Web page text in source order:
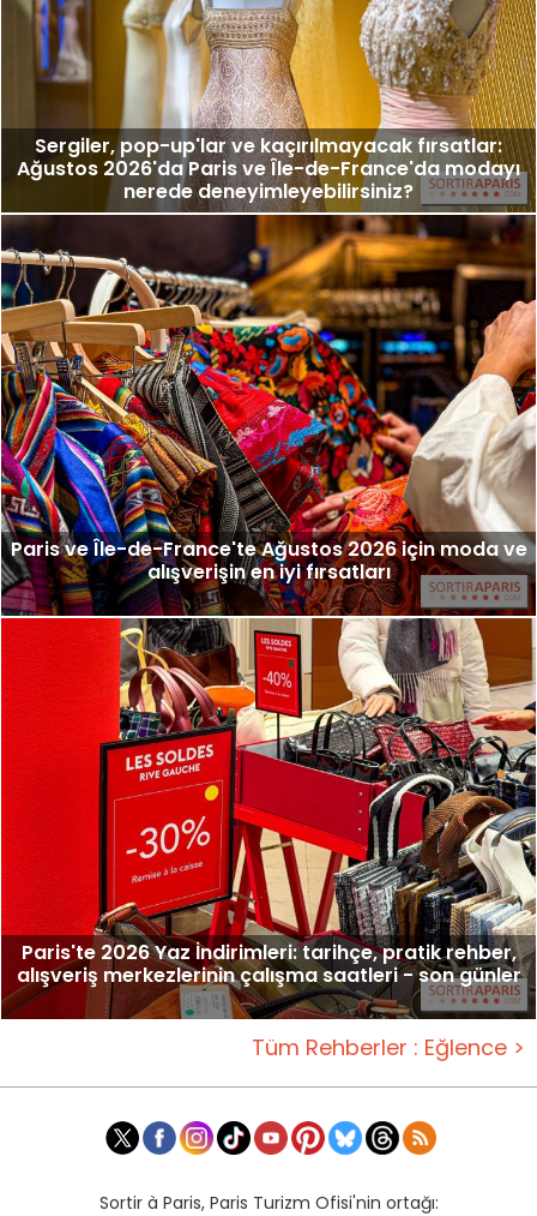
Sergiler, pop-up'lar ve kaçırılmayacak fırsatlar:
Ağustos 2026'da Paris ve Île-de-France'da modayı
nerede deneyimleyebilirsiniz?
Paris ve Île-de-France'te Ağustos 2026 için moda ve
alışverişin en iyi fırsatları
Paris'te 2026 Yaz İndirimleri: tarihçe, pratik rehber,
alışveriş merkezlerinin çalışma saatleri - son günler
Tüm Rehberler : Eğlence >
Sortir à Paris, Paris Turizm Ofisi'nin ortağı: